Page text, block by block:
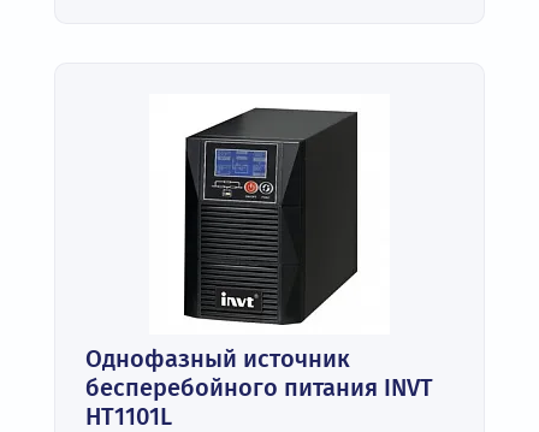
Однофазный источник
бесперебойного питания INVT
HT1101L